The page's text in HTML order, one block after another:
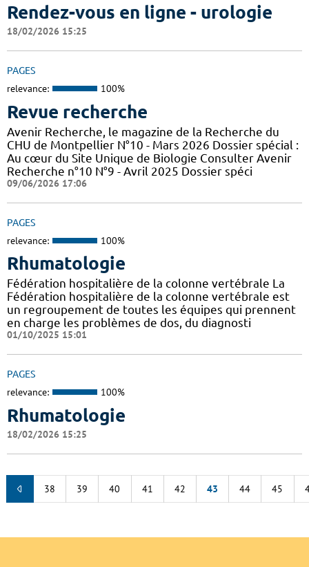
Rendez-vous en ligne - urologie
18/02/2026 15:25
PAGES
relevance: 100%
Revue recherche
Avenir Recherche, le magazine de la Recherche du
CHU de Montpellier N°10 - Mars 2026 Dossier spécial :
Au cœur du Site Unique de Biologie Consulter Avenir
Recherche n°10 N°9 - Avril 2025 Dossier spéci
09/06/2026 17:06
PAGES
relevance: 100%
Rhumatologie
Fédération hospitalière de la colonne vertébrale La
Fédération hospitalière de la colonne vertébrale est
un regroupement de toutes les équipes qui prennent
en charge les problèmes de dos, du diagnosti
01/10/2025 15:01
PAGES
relevance: 100%
Rhumatologie
18/02/2026 15:25
38 39 40 41 42 43 44 45